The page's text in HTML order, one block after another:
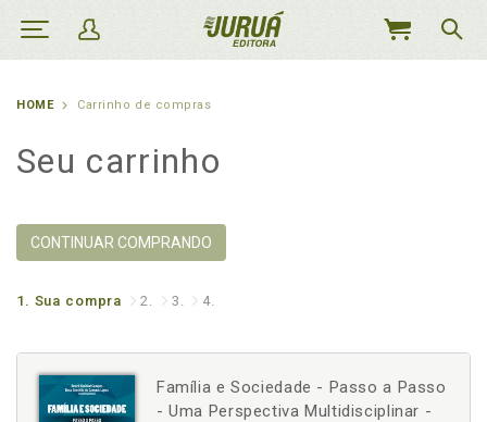
MEU
HOME Carrinho de compras
Seu carrinho
CONTINUAR COMPRANDO
1. Sua compra 2. 3. 4.
Família e Sociedade - Passo a Passo
- Uma Perspectiva Multidisciplinar -